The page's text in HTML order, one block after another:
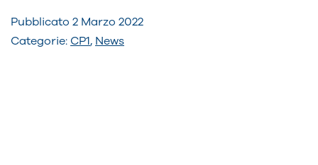
Don
Pubblicato 2 Marzo 2022
Categorie: CP1, News